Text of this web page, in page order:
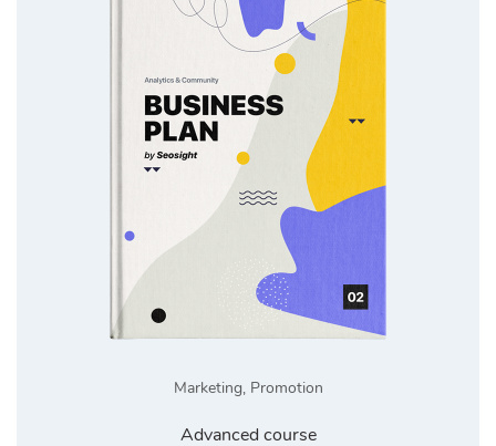
Marketing, Promotion
Advanced course